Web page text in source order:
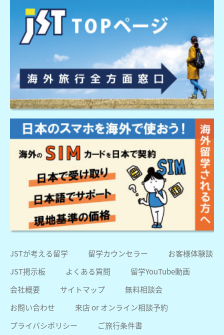
JSTが考える留学 留学カウンセラー
お客様体験談
JST掲示板
よくある質問
留学YouTube動画
会社概要
サイトマップ
無料相談会
お問い合わせ
来店 or オンライン相談予約
プライバシポリシー
ご旅行条件書